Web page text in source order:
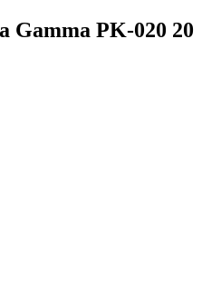
Gamma PK-020 20